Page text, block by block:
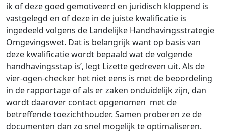
ik of deze goed gemotiveerd en juridisch kloppend is
vastgelegd en of deze in de juiste kwalificatie is
ingedeeld volgens de Landelijke Handhavingsstrategie
Omgevingswet. Dat is belangrijk want op basis van
deze kwalificatie wordt bepaald wat de volgende
handhavingsstap is’, legt Lizette gedreven uit. Als de
vier-ogen-checker het niet eens is met de beoordeling
in de rapportage of als er zaken onduidelijk zijn, dan
wordt daarover contact opgenomen met de
betreffende toezichthouder. Samen proberen ze de
documenten dan zo snel mogelijk te optimaliseren.